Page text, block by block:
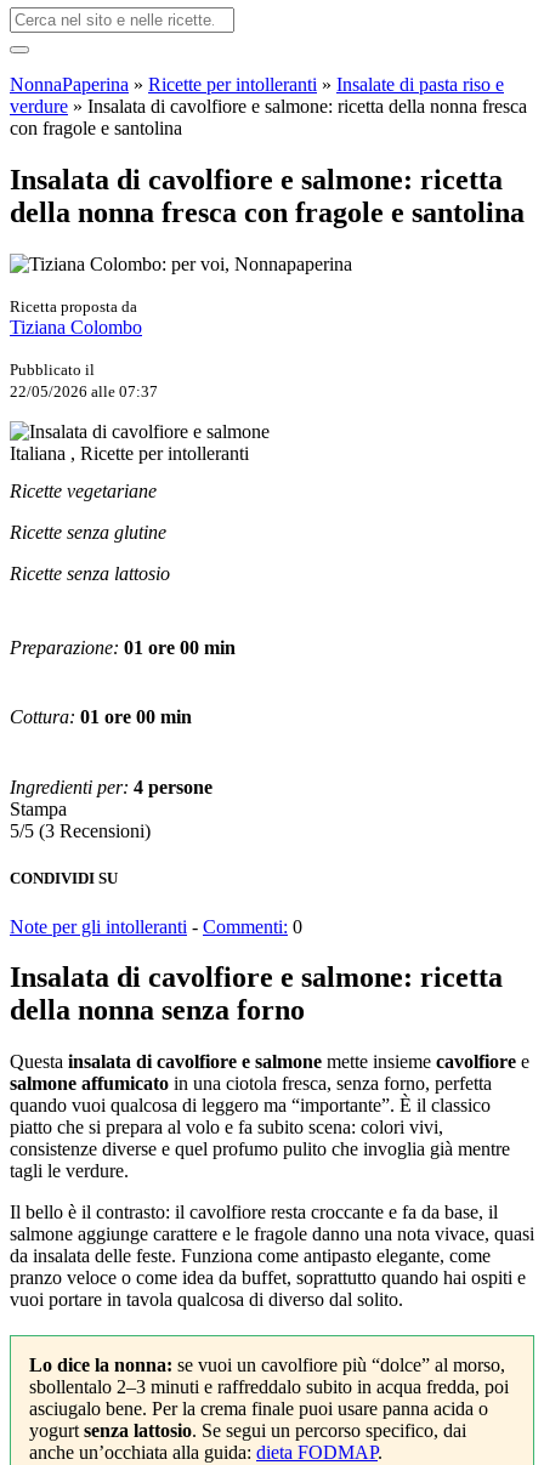
NonnaPaperina » Ricette per intolleranti » Insalate di pasta riso e
verdure » Insalata di cavolfiore e salmone: ricetta della nonna fresca
con fragole e santolina
Insalata di cavolfiore e salmone: ricetta
della nonna fresca con fragole e santolina
Ricetta proposta da
Tiziana Colombo
Pubblicato il
22/05/2026 alle 07:37
Italiana , Ricette per intolleranti
Ricette vegetariane
Ricette senza glutine
Ricette senza lattosio
Preparazione: 01 ore 00 min
Cottura: 01 ore 00 min
Ingredienti per: 4 persone
Stampa
5/5 (3 Recensioni)
CONDIVIDI SU
Note per gli intolleranti - Commenti: 0
Insalata di cavolfiore e salmone: ricetta
della nonna senza forno
Questa insalata di cavolfiore e salmone mette insieme cavolfiore e
salmone affumicato in una ciotola fresca, senza forno, perfetta
quando vuoi qualcosa di leggero ma “importante”. È il classico
piatto che si prepara al volo e fa subito scena: colori vivi,
consistenze diverse e quel profumo pulito che invoglia già mentre
tagli le verdure.
Il bello è il contrasto: il cavolfiore resta croccante e fa da base, il
salmone aggiunge carattere e le fragole danno una nota vivace, quasi
da insalata delle feste. Funziona come antipasto elegante, come
pranzo veloce o come idea da buffet, soprattutto quando hai ospiti e
vuoi portare in tavola qualcosa di diverso dal solito.
Lo dice la nonna: se vuoi un cavolfiore più “dolce” al morso,
sbollentalo 2–3 minuti e raffreddalo subito in acqua fredda, poi
asciugalo bene. Per la crema finale puoi usare panna acida o
yogurt senza lattosio. Se segui un percorso specifico, dai
anche un’occhiata alla guida: dieta FODMAP.